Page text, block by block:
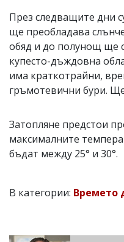
През следващите дни
ще преобладава
обяд и до полунощ ще
купесто-дъждовна
има краткотрайни,
гръмотевични бури.
Затопляне предстои
максималните
бъдат между 25° и 30°.
В категории: Времето